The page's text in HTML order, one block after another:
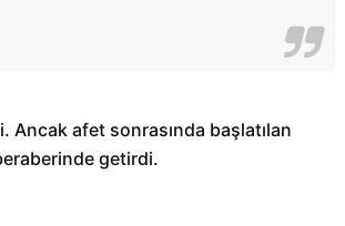
Ancak afet sonrasında başlatılan
getirdi.